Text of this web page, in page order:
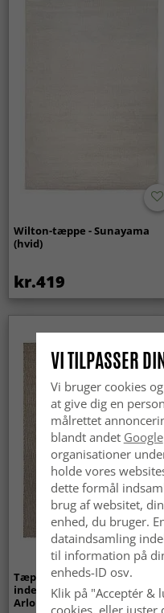
Wilton-tæppe - Sunayama
(hvid)
kr.419
Tæpper til
indendørs/udendørs brug -
Arlo (beige)
VI TILPASSER
Vi bruger cookies
at give dig en
målrettet
blandt andet Google
organisationer
holde vores
dette formål
brug af websitet,
enhed, du bruger.
dataindsamling
til information på
enheds-ID osv.
Klik på "Acceptér &
cookies, eller